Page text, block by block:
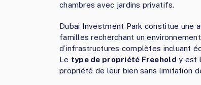
chambres avec jardins privatifs.
Dubai Investment Park constitue une
familles recherchant un
d’infrastructures complètes incluant
Le type de propriété Freehold y est
propriété de leur bien sans limitation